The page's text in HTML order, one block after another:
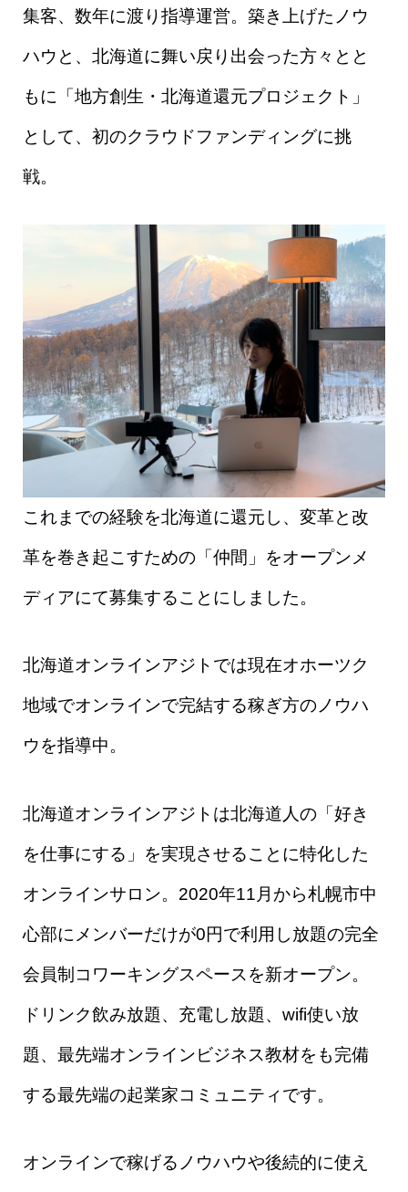
集客、数年に渡り指導運営。築き上げたノウ
ハウと、北海道に舞い戻り出会った方々とと
もに「地方創生・北海道還元プロジェクト」
として、初のクラウドファンディングに挑
戦。
これまでの経験を北海道に還元し、変革と改
革を巻き起こすための「仲間」をオープンメ
ディアにて募集することにしました。
北海道オンラインアジトでは現在オホーツク
地域でオンラインで完結する稼ぎ方のノウハ
ウを指導中。
北海道オンラインアジトは北海道人の「好き
を仕事にする」を実現させることに特化した
オンラインサロン。2020年11月から札幌市中
心部にメンバーだけが0円で利用し放題の完全
会員制コワーキングスペースを新オープン。
ドリンク飲み放題、充電し放題、wifi使い放
題、最先端オンラインビジネス教材をも完備
する最先端の起業家コミュニティです。
オンラインで稼げるノウハウや後続的に使え